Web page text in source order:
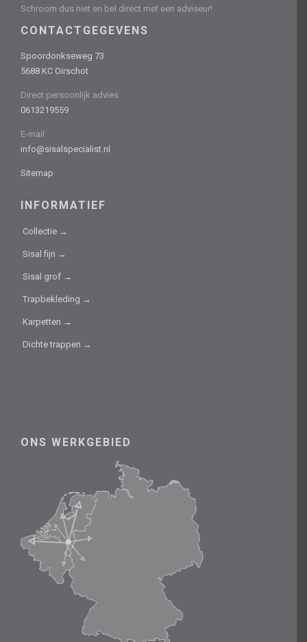
Schroom dus niet en bel direct met een adviseur!
CONTACTGEGEVENS
Spoordonkseweg 73
5688 KC Oirschot
Direct persoonlijk advies
0613219559
E-mail
info@sisalspecialist.nl
Sitemap
INFORMATIEF
Collectie →
Sisal fijn →
Sisal grof →
Trapbekleding →
Karpetten →
Dichte trappen →
ONS WERKGEBIED